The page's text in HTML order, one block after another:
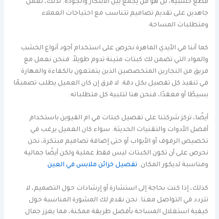
قطع خشبية، بل هو فن يجمع بين الابتكار والجودة. لذلك، نعمل
جاهدين على تقديم تصاميم تتناسب مع احتياجات العملاء
ومتطلبات المساحة.
كما أننا في الأيدي الماهرة نحرص على استخدام أجود أنواع الخشب
والمواد التي تضمن لك كبتات متينة تدوم طويلاً. فنحن نعمل مع
فريق من النجارين المتخصصين الذين يتمتعون بالكفاءة والمهارة
في تنفيذ كل تفصيل بكل دقة. لا فرق إن كان العميل يطلب تصميمًا
بسيطًا أو معقدًا، فنحن هنا لتلبية كل متطلباته.
أيضًا، تركز شركتنا على تفصيل كبتات في ام القيوين باستخدام
أفضل الأدوات والتقنيات الحديثة. سواء كان العميل يرغب في
تخصيص الرفوف أو الأبواب أو حتى إضافة تصاميم مبتكرة، نحن
نحرص على أن تكون الكبتات ليس فقط عملية ولكن أيضًا جمالية
ومناسبة لديكور المكان. تفصيل خزائن ملابس في العين
كذلك، إذا كنت بحاجة إلى استشارة أو إرشادات حول التصميم، لا
تتردد في التواصل معنا. نحن نقدم لك المشورة المناسبة حول
كيفية استغلال المساحة بأفضل طريقة ممكنة، مما يعزز جمال